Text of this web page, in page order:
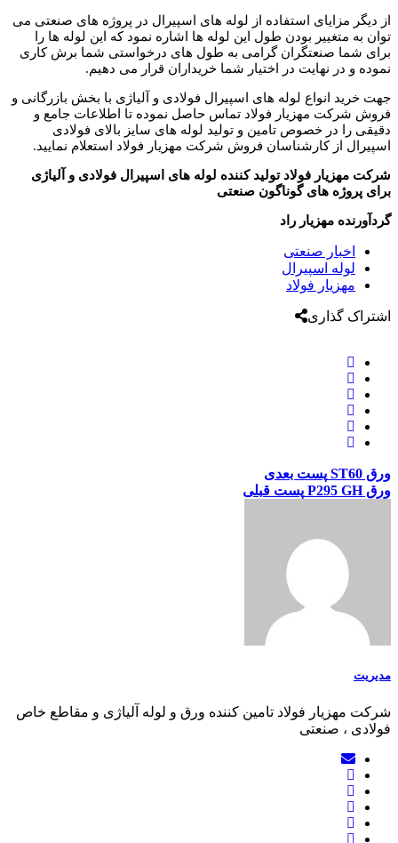
از دیگر مزایای استفاده از لوله های اسپیرال در پروژه های صنعتی می
توان به متغییر بودن طول این لوله ها اشاره نمود که این لوله ها را
برای شما صنعتگران گرامی به طول های درخواستی شما برش کاری
نموده و در نهایت در اختیار شما خریداران قرار می دهیم.
جهت خرید انواع لوله های اسپیرال فولادی و آلیاژی با بخش بازرگانی و
فروش شرکت مهزیار فولاد تماس حاصل نموده تا اطلاعات جامع و
دقیقی را در خصوص تامین و تولید لوله های سایز بالای فولادی
اسپیرال از کارشناسان فروش شرکت مهزیار فولاد استعلام نمایید.
شرکت مهزیار فولاد تولید کننده لوله های اسپیرال فولادی و آلیاژی
برای پروژه های گوناگون صنعتی
گردآورنده مهزیار راد
اخبار صنعتی
لوله اسپیرال
مهزیار فولاد
اشتراک گذاری
ورق ST60
پست بعدی
ورق P295 GH
پست قبلی
مدیریت
شرکت مهزیار فولاد تامین کننده ورق و لوله آلیاژی و مقاطع خاص
فولادی ، صنعتی